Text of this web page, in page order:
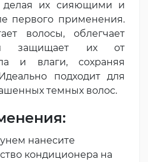
делая их сияющими и
первого применения.
волосы, облегчает
и защищает их от
и влаги, сохраняя
подходит для
темных волос.
нанесите
кондиционера на